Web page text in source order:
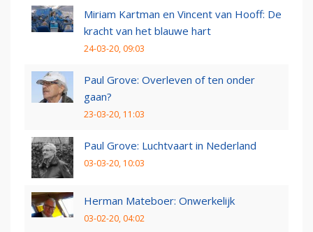
Miriam Kartman en Vincent van Hooff: De
kracht van het blauwe hart
24-03-20, 09:03
Paul Grove: Overleven of ten onder
gaan?
23-03-20, 11:03
Paul Grove: Luchtvaart in Nederland
03-03-20, 10:03
Herman Mateboer: Onwerkelijk
03-02-20, 04:02